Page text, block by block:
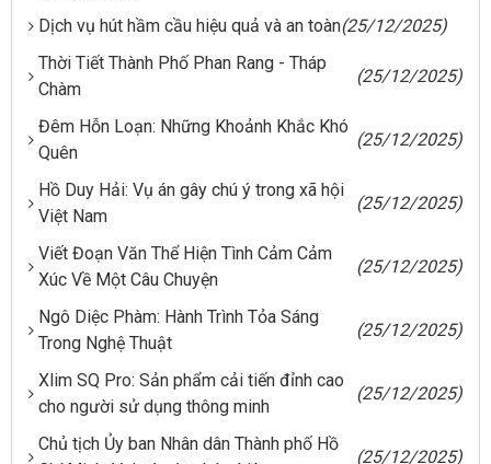
Dịch vụ hút hầm cầu hiệu quả và an toàn(25/12/2025)
Thời Tiết Thành Phố Phan Rang - Tháp
Chàm
(25/12/2025)
Đêm Hỗn Loạn: Những Khoảnh Khắc Khó
Quên
(25/12/2025)
Hồ Duy Hải: Vụ án gây chú ý trong xã hội
Việt Nam
(25/12/2025)
Viết Đoạn Văn Thể Hiện Tình Cảm Cảm
Xúc Về Một Câu Chuyện
(25/12/2025)
Ngô Diệc Phàm: Hành Trình Tỏa Sáng
Trong Nghệ Thuật
(25/12/2025)
Xlim SQ Pro: Sản phẩm cải tiến đỉnh cao
cho người sử dụng thông minh
(25/12/2025)
Chủ tịch Ủy ban Nhân dân Thành phố Hồ
(25/12/2025)